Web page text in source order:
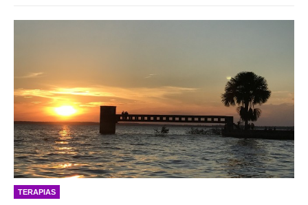
TERAPIAS